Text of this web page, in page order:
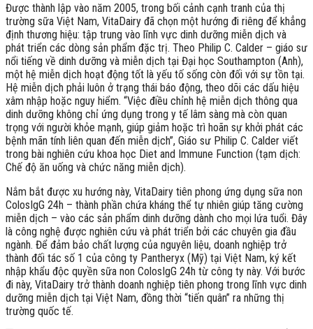
Được thành lập vào năm 2005, trong bối cảnh cạnh tranh của thị
trường sữa Việt Nam, VitaDairy đã chọn một hướng đi riêng để khẳng
định thương hiệu: tập trung vào lĩnh vực dinh dưỡng miễn dịch và
phát triển các dòng sản phẩm đặc trị. Theo Philip C. Calder – giáo sư
nổi tiếng về dinh dưỡng và miễn dịch tại Đại học Southampton (Anh),
một hệ miễn dịch hoạt động tốt là yếu tố sống còn đối với sự tồn tại.
Hệ miễn dịch phải luôn ở trạng thái báo động, theo dõi các dấu hiệu
xâm nhập hoặc nguy hiểm. “Việc điều chỉnh hệ miễn dịch thông qua
dinh dưỡng không chỉ ứng dụng trong y tế lâm sàng mà còn quan
trọng với người khỏe mạnh, giúp giảm hoặc trì hoãn sự khởi phát các
bệnh mãn tính liên quan đến miễn dịch”, Giáo sư Philip C. Calder viết
trong bài nghiên cứu khoa học Diet and Immune Function (tạm dịch:
Chế độ ăn uống và chức năng miễn dịch).
Nắm bắt được xu hướng này, VitaDairy tiên phong ứng dụng sữa non
ColosIgG 24h – thành phần chứa kháng thể tự nhiên giúp tăng cường
miễn dịch – vào các sản phẩm dinh dưỡng dành cho mọi lứa tuổi. Đây
là công nghệ được nghiên cứu và phát triển bởi các chuyên gia đầu
ngành. Để đảm bảo chất lượng của nguyên liệu, doanh nghiệp trở
thành đối tác số 1 của công ty Pantheryx (Mỹ) tại Việt Nam, ký kết
nhập khẩu độc quyền sữa non ColosIgG 24h từ công ty này. Với bước
đi này, VitaDairy trở thành doanh nghiệp tiên phong trong lĩnh vực dinh
dưỡng miễn dịch tại Việt Nam, đồng thời “tiến quân” ra những thị
trường quốc tế.